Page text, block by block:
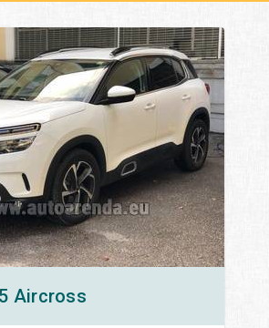
Aircross